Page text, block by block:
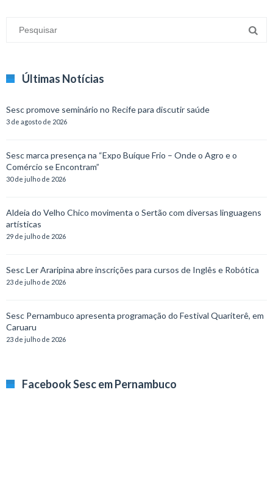
Últimas Notícias
Sesc promove seminário no Recife para discutir saúde
3 de agosto de 2026
Sesc marca presença na “Expo Buíque Frio – Onde o Agro e o
Comércio se Encontram”
30 de julho de 2026
Aldeia do Velho Chico movimenta o Sertão com diversas linguagens
artísticas
29 de julho de 2026
Sesc Ler Araripina abre inscrições para cursos de Inglês e Robótica
23 de julho de 2026
Sesc Pernambuco apresenta programação do Festival Quariterê, em
Caruaru
23 de julho de 2026
Facebook Sesc em Pernambuco